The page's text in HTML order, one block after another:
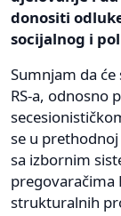
donositi
socijalnog i
Sumnjam da
RS-a, odnosno
se u
sa izbornim
pregovaračima
strukturalnih